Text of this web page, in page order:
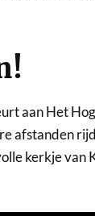
aan Het
afstanden
kerkje van